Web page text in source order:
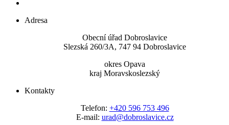
Adresa
Obecní úřad Dobroslavice
Slezská 260/3A, 747 94 Dobroslavice
okres Opava
kraj Moravskoslezský
Kontakty
Telefon: +420 596 753 496
E-mail: urad@dobroslavice.cz